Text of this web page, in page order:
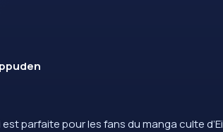
parfaite pour les fans du manga culte